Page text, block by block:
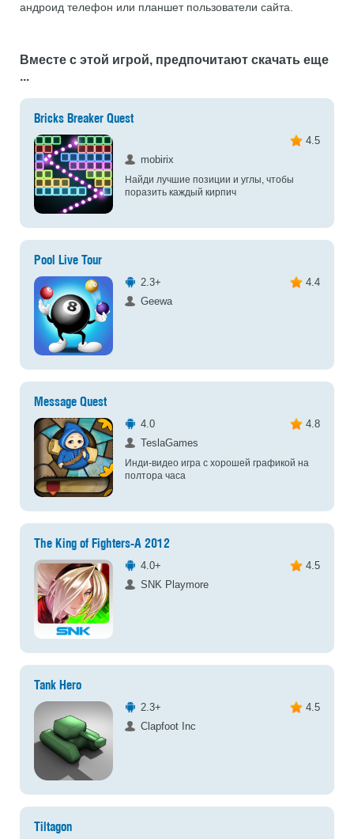
андроид телефон или планшет пользователи сайта.
Вместе с этой игрой, предпочитают скачать еще
...
Bricks Breaker Quest
4.5
mobirix
Найди лучшие позиции и углы, чтобы
поразить каждый кирпич
Pool Live Tour
2.3+
4.4
Geewa
Message Quest
4.0
4.8
TeslaGames
Инди-видео игра с хорошей графикой на
полтора часа
The King of Fighters-A 2012
4.0+
4.5
SNK Playmore
Tank Hero
2.3+
4.5
Clapfoot Inc
Tiltagon